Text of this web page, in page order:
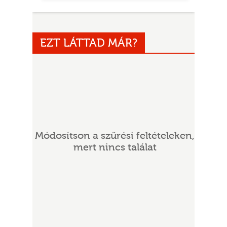
EZT LÁTTAD MÁR?
Módosítson a szűrési feltételeken,
mert nincs találat